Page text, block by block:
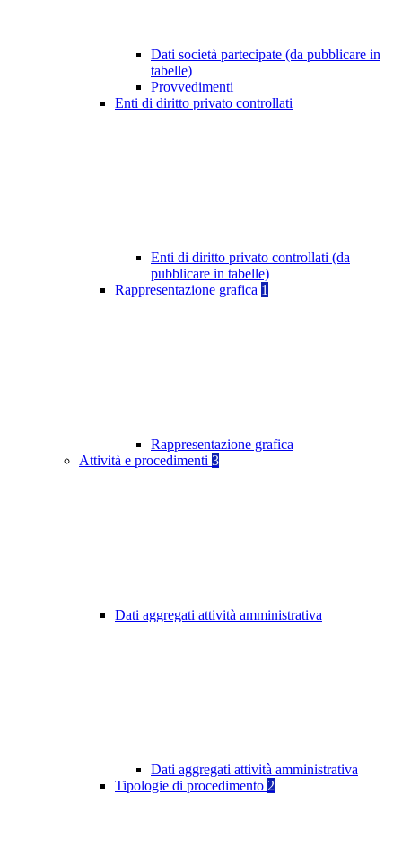
Dati società partecipate (da pubblicare in
tabelle)
Provvedimenti
Enti di diritto privato controllati
Enti di diritto privato controllati (da
pubblicare in tabelle)
Rappresentazione grafica 1
Rappresentazione grafica
Attività e procedimenti 3
Dati aggregati attività amministrativa
Dati aggregati attività amministrativa
Tipologie di procedimento 2